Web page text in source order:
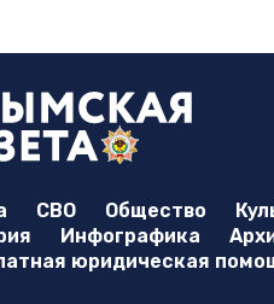
СВО Общество
Инфографика
юридическая